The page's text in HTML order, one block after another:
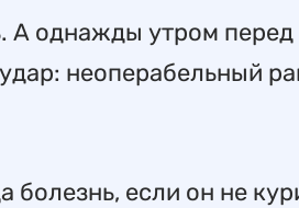
однажды утром перед
неоперабельный
болезнь, если он не